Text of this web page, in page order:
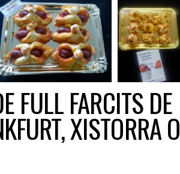
FULL FARCITS DE
XISTORRA O